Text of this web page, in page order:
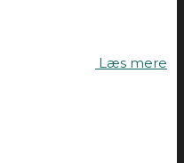
Læs mere